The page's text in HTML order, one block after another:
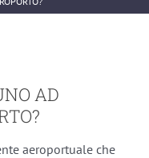
AD
aeroportuale che